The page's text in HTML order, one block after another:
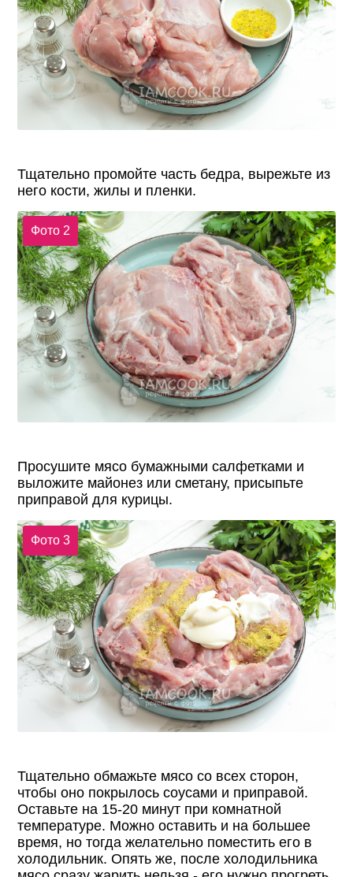
Тщательно промойте часть бедра, вырежьте из
него кости, жилы и пленки.
Фото 2
Просушите мясо бумажными салфетками и
выложите майонез или сметану, присыпьте
приправой для курицы.
Фото 3
Тщательно обмажьте мясо со всех сторон,
чтобы оно покрылось соусами и приправой.
Оставьте на 15-20 минут при комнатной
температуре. Можно оставить и на большее
время, но тогда желательно поместить его в
холодильник. Опять же, после холодильника